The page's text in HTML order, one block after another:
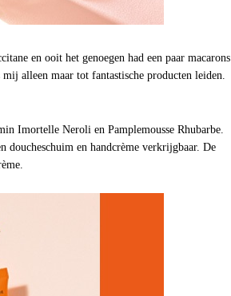
en ooit het genoegen had een paar macarons
alleen maar tot fantastische producten leiden.
Imortelle Neroli en Pamplemousse Rhubarbe.
doucheschuim en handcrème verkrijgbaar. De